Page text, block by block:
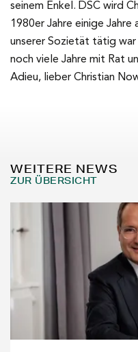
seinem Enkel. DSC wird
1980er Jahre einige Jahre
unserer Sozietät tätig war
noch viele Jahre mit Rat
Adieu, lieber Christian
WEITERE NEWS
ZUR ÜBERSICHT